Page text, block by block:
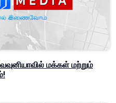
மக்கள் மற்றும்